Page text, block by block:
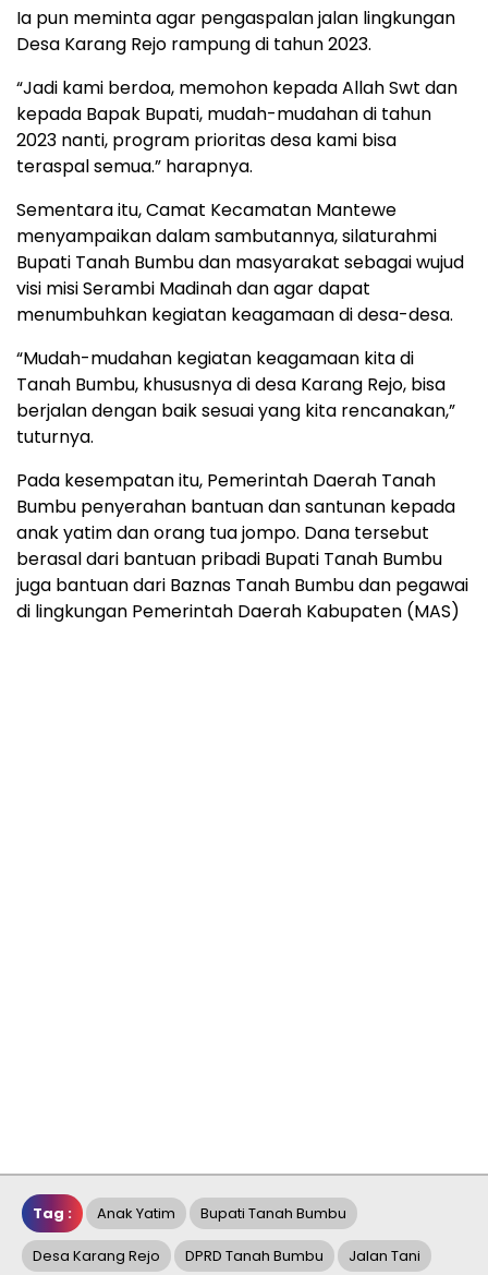
Ia pun meminta agar pengaspalan jalan lingkungan
Desa Karang Rejo rampung di tahun 2023.
“Jadi kami berdoa, memohon kepada Allah Swt dan
kepada Bapak Bupati, mudah-mudahan di tahun
2023 nanti, program prioritas desa kami bisa
teraspal semua.” harapnya.
Sementara itu, Camat Kecamatan Mantewe
menyampaikan dalam sambutannya, silaturahmi
Bupati Tanah Bumbu dan masyarakat sebagai wujud
visi misi Serambi Madinah dan agar dapat
menumbuhkan kegiatan keagamaan di desa-desa.
“Mudah-mudahan kegiatan keagamaan kita di
Tanah Bumbu, khususnya di desa Karang Rejo, bisa
berjalan dengan baik sesuai yang kita rencanakan,”
tuturnya.
Pada kesempatan itu, Pemerintah Daerah Tanah
Bumbu penyerahan bantuan dan santunan kepada
anak yatim dan orang tua jompo. Dana tersebut
berasal dari bantuan pribadi Bupati Tanah Bumbu
juga bantuan dari Baznas Tanah Bumbu dan pegawai
di lingkungan Pemerintah Daerah Kabupaten (MAS)
Tag : Anak Yatim Bupati Tanah Bumbu
Desa Karang Rejo DPRD Tanah Bumbu Jalan Tani